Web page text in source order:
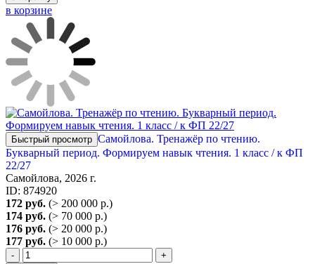
в корзине
Быстрый просмотр Самойлова. Тренажёр по чтению.
Букварный период. Формируем навык чтения. 1 класс / к ФП
22/27
Самойлова, 2026 г.
ID: 874920
172 руб. (> 200 000 р.)
174 руб. (> 70 000 р.)
176 руб. (> 20 000 р.)
177 руб. (> 10 000 р.)
-
+